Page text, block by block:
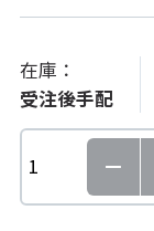
在庫：
受注後手配